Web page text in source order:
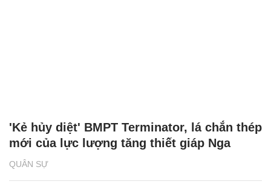
QUÂN SỰ
'Kẻ hủy diệt' BMPT Terminator, lá chắn thép
mới của lực lượng tăng thiết giáp Nga